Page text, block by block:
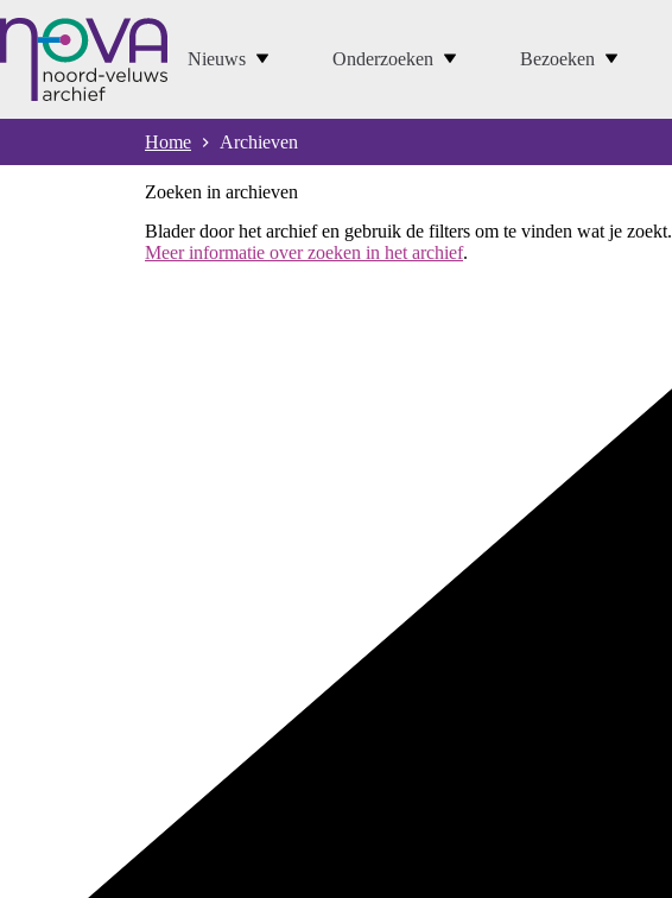
naar
inhoud
Nieuws Onderzoeken Bezoeken
Home
Archieven
Zoeken in archieven
Blader door het archief en gebruik de filters om te vinden wat je zoekt.
Meer informatie over zoeken in het archief.